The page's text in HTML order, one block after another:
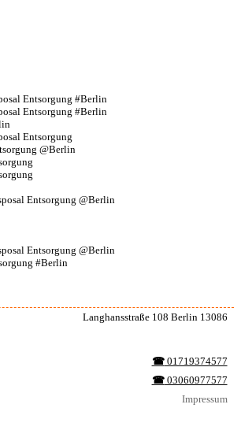
Entsorgung #Berlin
Entsorgung #Berlin
Entsorgung
@Berlin
Entsorgung @Berlin
Entsorgung @Berlin
#Berlin
Langhansstraße 108 Berlin 13086
☎︎01719374577
☎︎03060977577
Impressum